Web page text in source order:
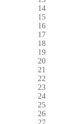
14
15
16
17
18
19
20
21
22
23
24
25
26
27